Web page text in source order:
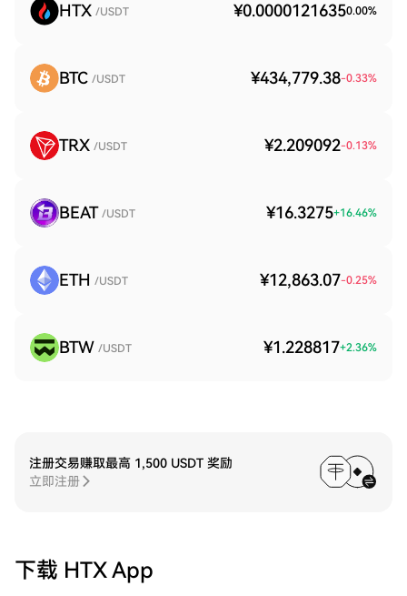
HTX /USDT ¥0.00001216350.00%
BTC /USDT ¥434,779.38-0.33%
TRX /USDT ¥2.209092-0.13%
BEAT /USDT ¥16.3275+16.46%
ETH /USDT ¥12,863.07-0.25%
BTW /USDT ¥1.228817+2.36%
注册交易赚取最高 1,500 USDT 奖励
立即注册
下载 HTX App